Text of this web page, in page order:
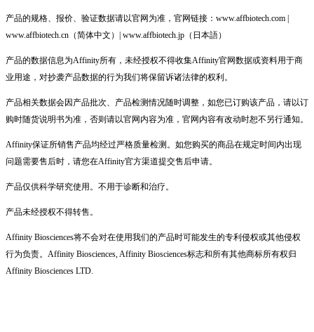
产品的规格、报价、验证数据请以官网为准，官网链接：www.affbiotech.com |
www.affbiotech.cn（简体中文）| www.affbiotech.jp（日本語）
产品的数据信息为Affinity所有，未经授权不得收集Affinity官网数据或资料用于商
业用途，对抄袭产品数据的行为我们将保留诉诸法律的权利。
产品相关数据会因产品批次、产品检测情况随时调整，如您已订购该产品，请以订
购时随货说明书为准，否则请以官网内容为准，官网内容有改动时恕不另行通知。
Affinity保证所销售产品均经过严格质量检测。如您购买的商品在规定时间内出现
问题需要售后时，请您在Affinity官方渠道提交售后申请。
产品仅供科学研究使用。不用于诊断和治疗。
产品未经授权不得转售。
Affinity Biosciences将不会对在使用我们的产品时可能发生的专利侵权或其他侵权
行为负责。Affinity Biosciences, Affinity Biosciences标志和所有其他商标所有权归
Affinity Biosciences LTD.